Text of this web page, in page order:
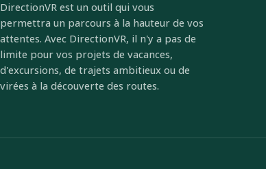
DirectionVR est un outil qui vous
permettra un parcours à la hauteur de vos
attentes. Avec DirectionVR, il n'y a pas de
limite pour vos projets de vacances,
d'excursions, de trajets ambitieux ou de
virées à la découverte des routes.